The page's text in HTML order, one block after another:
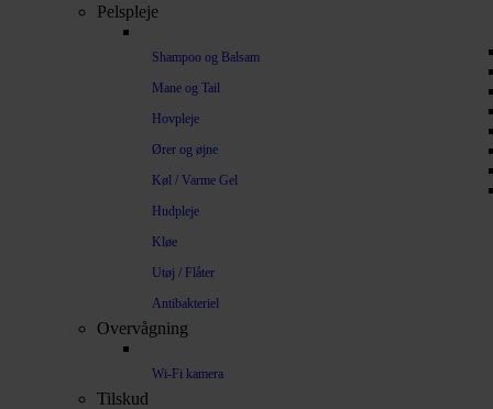
Pelspleje
Shampoo og Balsam
Mane og Tail
Hovpleje
Ører og øjne
Køl / Varme Gel
Hudpleje
Kløe
Utøj / Flåter
Antibakteriel
Overvågning
Wi-Fi kamera
Tilskud